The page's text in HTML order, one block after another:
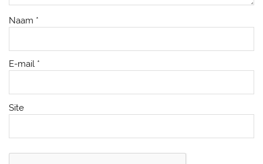
Naam *
E-mail *
Site